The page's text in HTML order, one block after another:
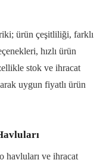
ürün çeşitliliği, farklı
hızlı ürün
stok ve ihracat
uygun fiyatlı ürün
havluları ve ihracat